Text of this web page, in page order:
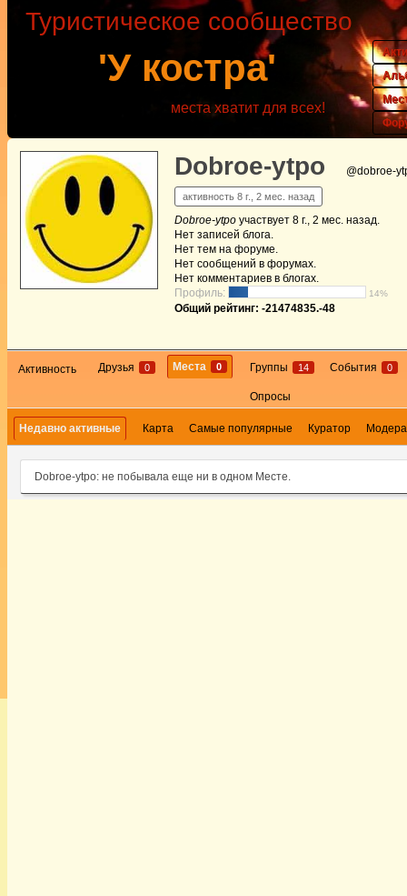
'У костра'
Туристическое сообщество
места хватит для всех!
Dobroe-ytpo @dobroe-
активность 8 г., 2 мес. назад
Dobroe-ytpo участвует 8 г., 2 мес. назад.
Нет записей блога.
Нет тем на форуме.
Нет сообщений в форумах.
Нет комментариев в блогах.
Профиль:
14%
Общий рейтинг: -21474835.-48
Активность Друзья 0 Места 0 Группы 14 События 0
Опросы
Недавно активные Карта Самые популярные Куратор
Dobroe-ytpo: не побывала еще ни в одном Месте.